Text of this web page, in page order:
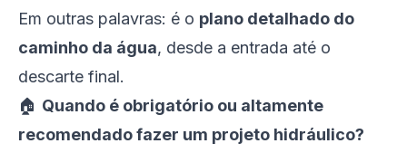
Em outras palavras: é o plano detalhado do
caminho da água, desde a entrada até o
descarte final.
🏠 Quando é obrigatório ou altamente
recomendado fazer um projeto hidráulico?